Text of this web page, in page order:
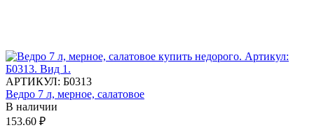
АРТИКУЛ: Б0313
Ведро 7 л, мерное, салатовое
В наличии
153.60 ₽